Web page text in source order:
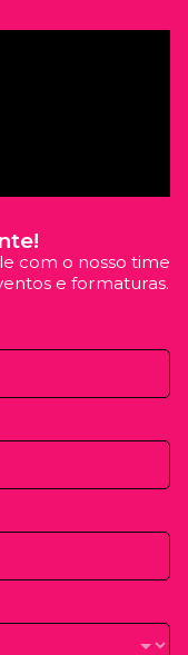
com o nosso time
e formaturas.